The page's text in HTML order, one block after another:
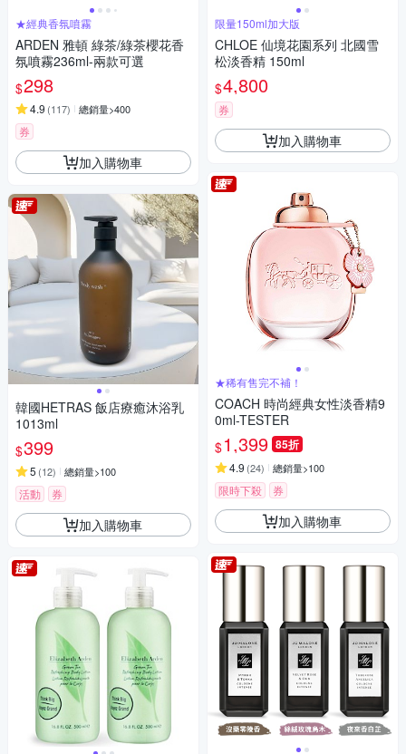
★經典香氛噴霧
ARDEN 雅頓 綠茶/綠茶櫻花香
氛噴霧236ml-兩款可選
$298
4.9 (117) 總銷量>400
券
加入購物車
韓國HETRAS 飯店療癒沐浴乳
1013ml
$399
5 (12) 總銷量>100
活動 券
加入購物車
限量150ml加大版
CHLOE 仙境花園系列 北國雪
松淡香精 150ml
$4,800
券
加入購物車
★稀有售完不補！
COACH 時尚經典女性淡香精9
0ml-TESTER
$1,399 85折
4.9 (24) 總銷量>100
限時下殺 券
加入購物車